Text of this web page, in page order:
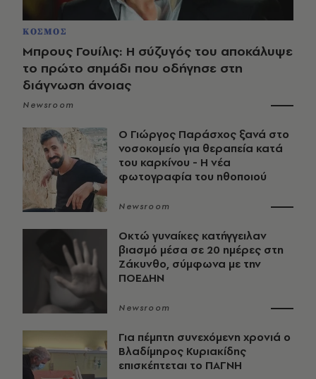
ΚΟΣΜΟΣ
Μπρους Γουίλις: Η σύζυγός του αποκάλυψε
το πρώτο σημάδι που οδήγησε στη
διάγνωση άνοιας
Newsroom
O Γιώργος Παράσχος ξανά στο
νοσοκομείο για θεραπεία κατά
του καρκίνου - Η νέα
φωτογραφία του ηθοποιού
Newsroom
Οκτώ γυναίκες κατήγγειλαν
βιασμό μέσα σε 20 ημέρες στη
Ζάκυνθο, σύμφωνα με την
ΠΟΕΔΗΝ
Newsroom
Για πέμπτη συνεχόμενη χρονιά ο
Βλαδίμηρος Κυριακίδης
επισκέπτεται το ΠΑΓΝΗ